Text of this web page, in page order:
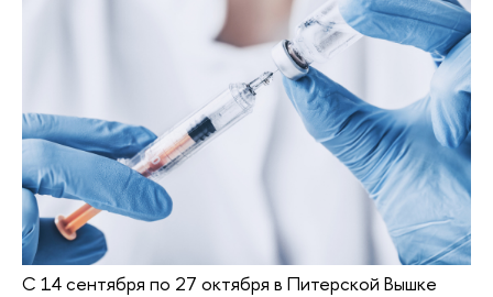
С 14 сентября по 27 октября в Питерской Вышке